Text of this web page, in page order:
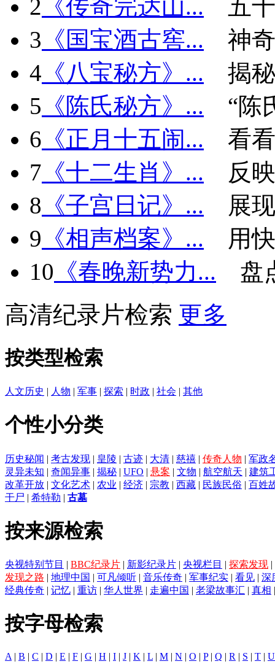
2 《传奇完达山...
五
3 《国宝酒古窖...
神
4 《八宝秘方》...
揭
5 《陈氏秘方》...
“陈
6 《正月十五闹...
看
7 《十二生肖》...
反
8 《子宫日记》...
展
9 《相声档案》...
用
10 《春晚新势力...
盘
高清纪录片检索 更多
按类型检索
人文历史 | 人物 | 军事 | 探索 | 时政 | 社会 | 其他
个性小分类
历史秘闻 | 考古发现 | 皇陵 | 古迹 | 大清 | 慈禧 | 传奇人物 | 军政
灵异未知 | 奇闻异事 | 揭秘 | UFO | 悬案 | 文物 | 航空航天 | 建筑
改革开放 | 文化艺术 | 农业 | 经济 | 宗教 | 西藏 | 民族民俗 | 百姓
干尸 | 希特勒 | 古墓
按来源检索
央视特别节目 | BBC纪录片 | 新影纪录片 | 央视栏目 | 探索发现 |
发现之路 | 地理中国 | 可凡倾听 | 音乐传奇 | 军事纪实 | 看见 | 深
经典传奇 | 记忆 | 重访 | 华人世界 | 走遍中国 | 老梁故事汇 | 真相
按字母检索
A | B | C | D | E | F | G | H | I | J | K | L | M | N | O | P| Q | R | S | T | U